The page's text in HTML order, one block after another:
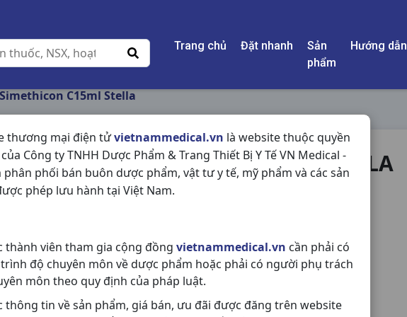
Trang chủ Đặt nhanh
Sản
phẩm
Hướng dẫn
thương mại điện tửvietnammedical.vn là website thuộc quyền
Công ty TNHH Dược Phẩm & Trang Thiết Bị Y Tế VN Medical -
phân phối bán buôn dược phẩm, vật tư y tế, mỹ phẩm và các sản
phép lưu hành tại Việt Nam.
thành viên tham gia cộng đồng vietnammedical.vn cần phải có
độ chuyên môn về dược phẩm hoặc phải có người phụ trách
môn theo quy định của pháp luật.
thông tin về sản phẩm, giá bán, ưu đãi được đăng trên website
Simethicon C15ml Stella
SIMETHICON C15ML STELLA
NSX:Stella
Chia sẻ qua mạng xã hội: